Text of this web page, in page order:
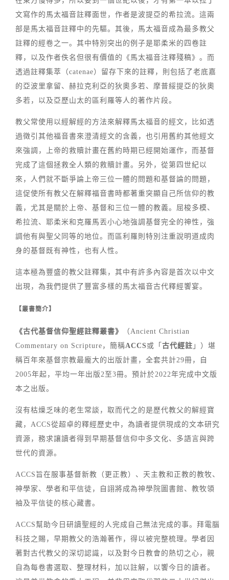
文寫作的馬太福音註釋面世，作者是波提亞的希拉流。這兩
部是馬太福音註釋中的先驅。其後，馬太福音成為最多教父
註釋的經卷之一。其中特別突出的例子是耶柔米的四卷註
釋，以及作者佚名但很有價值的《馬太福音注釋殘稿》。而
透過註釋集萃（catenae）留存下來的註釋，則包括了老底嘉
的亞波里拿留、赫拉克利亞的狄奧多若、摩普綏提亞的狄奧
多若，以及亞歷山太的區利羅等人的著作片段。
教父常使用以經解經的方法來解釋馬太福音的經文，比如透
過徵引其他福音書來澄清經文的含義，也引用舊約其他經文
來強調，上帝的救贖計畫在舊約時期已經開始運作，而基督
完成了這個拯救全人類的救贖計畫。另外，從第四世紀以
來，人們就不斷爭論上帝三位一體的問題和基督論的問題，
這促使所有教父在解釋福音書時都著重突顯自己所信仰的教
義，尤其是關於上帝、基督和三位一體的教義。屈梭多模、
希拉流、耶柔米和克羅馬丟小心地強調基督完全的神性，強
調他有與聖父同等的地位。而區利羅則特別注重說明道成肉
身的基督既有神性，也有人性。
這本極為豐盛的教父註釋集，其中有許多內容是首次以中文
出現，為我們提供了豐富多樣的馬太福音古代釋經饗宴。
【叢書簡介】
《古代基督信仰聖經註釋叢書》
（Ancient Christian
Commentary on Scripture，簡稱ACCS 或「 古代經註 」）堪
稱百年來基督宗教最龐大的出版計畫，全套共計29冊，自
2005年起，平均一年出版2至3冊。預計於2022年完成中文版
本之出版。
沒有枯燥乏味的老生常談，取而代之的是歷代教父的解經寶
藏，ACCS從超卓的釋經歷史中，為讀者提供現成的文本研究
資源，務求讓讀者得到早期基督信仰中多文化、多語言與跨
世代的資源。
ACCS旨在服事基督新教（更正教）、天主教和正教的教牧、
神學家、學者和平信徒，自詡將成為神學院圖書館、教牧領
袖及平信徒的核心藏書。
ACCS幫助今日研讀聖經的人完成自己無法完成的事。拜電腦
科技之賜，早期教父的浩瀚著作，得以被完整梳理。學者因
著對古代教父的深切認識，以及對今日教會的熱切之心，親
自為每卷書選取、整理材料，加以註解，以饗今日的讀者。